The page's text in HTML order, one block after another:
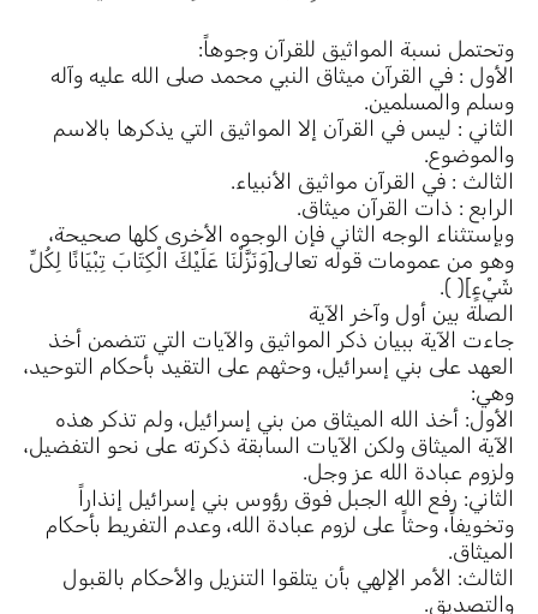
وتحتمل نسبة المواثيق للقرآن وجوهاً:
الأول : في القرآن ميثاق النبي محمد صلى الله عليه وآله
وسلم والمسلمين.
الثاني : ليس في القرآن إلا المواثيق التي يذكرها بالاسم
والموضوع.
الثالث : في القرآن مواثيق الأنبياء.
الرابع : ذات القرآن ميثاق.
وبإستثناء الوجه الثاني فإن الوجوه الأخرى كلها صحيحة،
وهو من عمومات قوله تعالى[وَنَزَّلْنَا عَلَيْكَ الْكِتَابَ تِبْيَانًا لِكُلِّ
شَيْءٍ]( ).
الصلة بين أول وآخر الآية
جاءت الآية ببيان ذكر المواثيق والآيات التي تتضمن أخذ
العهد على بني إسرائيل، وحثهم على التقيد بأحكام التوحيد،
وهي:
الأول: أخذ الله الميثاق من بني إسرائيل، ولم تذكر هذه
الآية الميثاق ولكن الآيات السابقة ذكرته على نحو التفضيل،
ولزوم عبادة الله عز وجل.
الثاني: رفع الله الجبل فوق رؤوس بني إسرائيل إنذاراً
وتخويفاً، وحثاً على لزوم عبادة الله، وعدم التفريط بأحكام
الميثاق.
الثالث: الأمر الإلهي بأن يتلقوا التنزيل والأحكام بالقبول
والتصديق.